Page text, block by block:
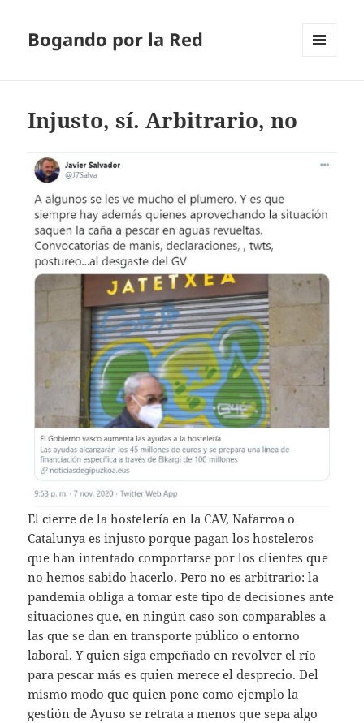
Bogando por la Red
Injusto, sí. Arbitrario, no
El cierre de la hostelería en la CAV, Nafarroa o
Catalunya es injusto porque pagan los hosteleros
que han intentado comportarse por los clientes que
no hemos sabido hacerlo. Pero no es arbitrario: la
pandemia obliga a tomar este tipo de decisiones ante
situaciones que, en ningún caso son comparables a
las que se dan en transporte público o entorno
laboral. Y quien siga empeñado en revolver el río
para pescar más es quien merece el desprecio. Del
mismo modo que quien pone como ejemplo la
gestión de Ayuso se retrata a menos que sepa algo